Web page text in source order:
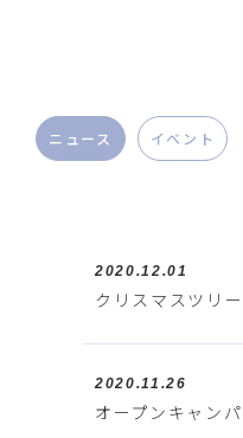
ニュース イベント
2020.12.01
クリスマスツリ
2020.11.26
オープンキャン